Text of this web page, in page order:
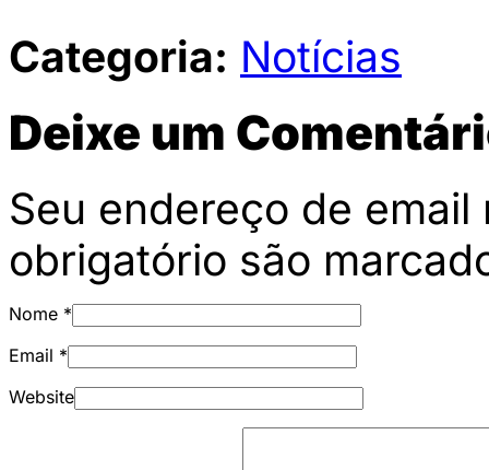
Categoria: Notícias
Deixe um
Seu endereço de
obrigatório são
Nome *
Email *
Website